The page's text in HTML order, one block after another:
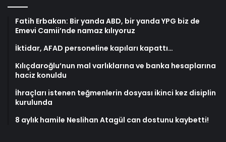
Fatih Erbakan: Bir yanda ABD, bir yanda YPG biz de
Emevi Camii’nde namaz kılıyoruz
İktidar, AFAD personeline kapıları kapattı…
Kılıçdaroğlu’nun mal varlıklarına ve banka hesaplarına
haciz konuldu
İhraçları istenen teğmenlerin dosyası ikinci kez disiplin
kurulunda
8 aylık hamile Neslihan Atagül can dostunu kaybetti!